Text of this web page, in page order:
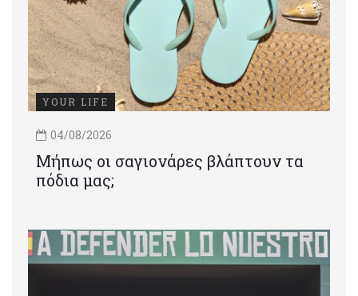
YOUR LIFE
04/08/2026
Μήπως οι σαγιονάρες βλάπτουν τα
πόδια μας;